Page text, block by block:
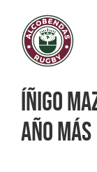
contenido
Íñigo
año más